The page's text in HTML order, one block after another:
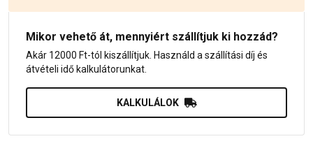
Mikor vehető át, mennyiért szállítjuk ki hozzád?
Akár 12000 Ft-tól kiszállítjuk. Használd a szállítási díj és
átvételi idő kalkulátorunkat.
KALKULÁLOK